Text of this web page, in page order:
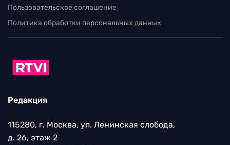
Пользовательское соглашение
Политика обработки персональных данных
Редакция
115280, г. Москва, ул. Ленинская слобода,
д. 26, этаж 2